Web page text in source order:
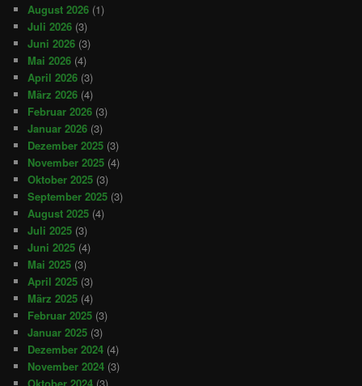
August 2026 (1)
Juli 2026 (3)
Juni 2026 (3)
Mai 2026 (4)
April 2026 (3)
März 2026 (4)
Februar 2026 (3)
Januar 2026 (3)
Dezember 2025 (3)
November 2025 (4)
Oktober 2025 (3)
September 2025 (3)
August 2025 (4)
Juli 2025 (3)
Juni 2025 (4)
Mai 2025 (3)
April 2025 (3)
März 2025 (4)
Februar 2025 (3)
Januar 2025 (3)
Dezember 2024 (4)
November 2024 (3)
Oktober 2024 (3)